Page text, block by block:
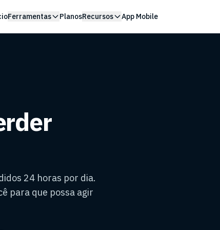
Ferramentas PlanosRecursos App Mobile
24 horas por dia.
para que possa agir